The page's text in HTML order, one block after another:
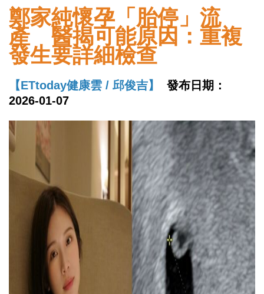
鄭家純懷孕「胎停」流
產 醫揭可能原因：重複
發生要詳細檢查
【ETtoday健康雲 / 邱俊吉】
發布日期：
2026-01-07